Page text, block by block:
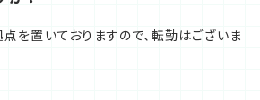
を置いておりますので、転勤はございま